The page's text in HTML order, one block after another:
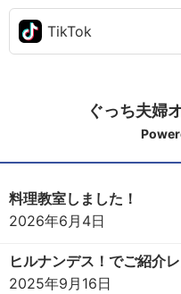
TikTok
ぐっち夫婦
料理教室しました！
2026年6月4日
ヒルナンデス！でご紹介
2025年9月16日